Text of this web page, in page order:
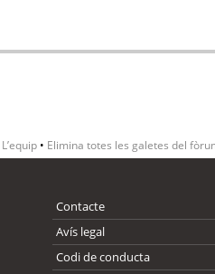
L’equip • Elimina totes les galetes del
Contacte
Avís legal
Codi de conducta